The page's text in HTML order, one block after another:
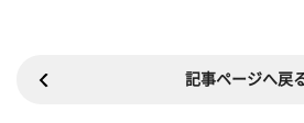
記事ページへ戻